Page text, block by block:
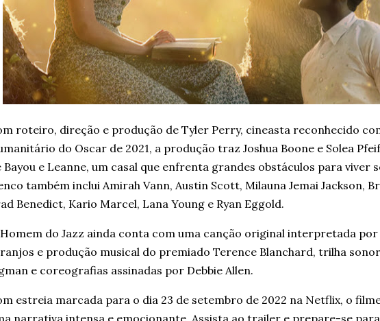
roteiro, direção e produção de Tyler Perry, cineasta reconhecido
do Oscar de 2021, a produção traz Joshua Boone e Solea
Bayou e Leanne, um casal que enfrenta grandes obstáculos para viver
também inclui Amirah Vann, Austin Scott, Milauna Jemai Jackson,
Benedict, Kario Marcel, Lana Young e Ryan Eggold.
do Jazz ainda conta com uma canção original interpretada por
e produção musical do premiado Terence Blanchard, trilha
e coreografias assinadas por Debbie Allen.
estreia marcada para o dia 23 de setembro de 2022 na Netflix, o
narrativa intensa e emocionante. Assista ao trailer e prepare-se